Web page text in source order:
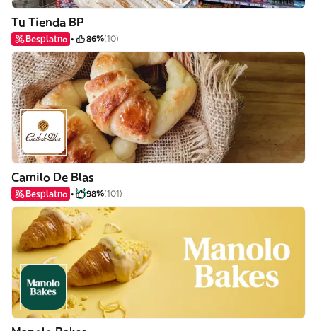
Tu Tienda BP
Besplatno 86%(10)
Camilo De Blas
Besplatno 98%(101)